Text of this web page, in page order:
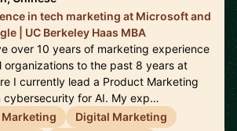
in tech marketing at Microsoft and
| UC Berkeley Haas MBA
over 10 years of marketing experience
to the past 8 years at
I currently lead a Product Marketing
cybersecurity for AI. My exp…
Digital Marketing